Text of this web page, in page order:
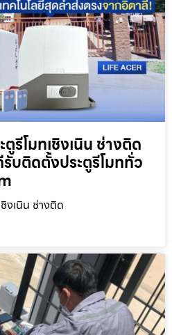
รีโมทเชิงเนิน ช่างติด
บติดตั้งประตูรีโมททั่ว
งเนิน ช่างติด